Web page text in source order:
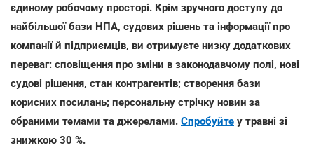
єдиному робочому просторі. Крім зручного доступу до
найбільшої бази НПА, судових рішень та інформації про
компанії й підприємців, ви отримуєте низку додаткових
переваг: сповіщення про зміни в законодавчому полі, нові
судові рішення, стан контрагентів; створення бази
корисних посилань; персональну стрічку новин за
обраними темами та джерелами. Спробуйте у травні зі
знижкою 30 %.